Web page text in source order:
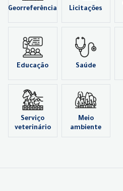
Georreferência Licitações
Educação Saúde
Serviço
veterinário
Meio
ambiente